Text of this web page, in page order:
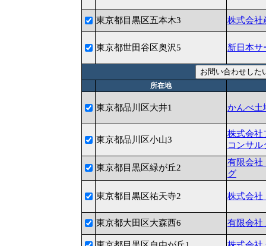
東京都目黒区五本木3 株式会社
東京都世田谷区奥沢5 新日本サ
所在地
東京都品川区大井1 かんべ土
東京都品川区小山3
株式会社
コンサル
東京都目黒区緑が丘2
有限会社
グ
東京都目黒区祐天寺2 株式会社
東京都大田区大森西6 有限会社